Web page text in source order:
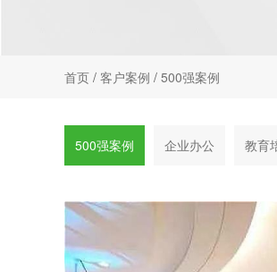
首页 / 客户案例 / 500强案例
500强案例 企业办公 教育